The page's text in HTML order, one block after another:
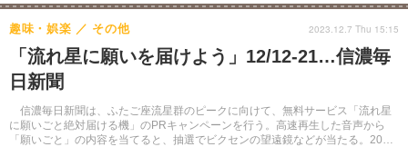
親子で考える大学選び 高校受験 中学受験 小学校受験
共通テスト 夏休み
8月開催イベント・WS 全国公立高校 過去問 人気記事
自由研究教材（小学生向け）
「流れ星に願いを届けよう」12/12-21…信濃毎
日新聞
信濃毎日新聞は、ふたご座流星群のピークに向けて、無料サービス「流れ星
に願いごと絶対届ける機」のPRキャンペーンを行う。高速再生した音声から
「願いごと」の内容を当てると、抽選でビクセンの望遠鏡などが当たる。2023
趣味・娯楽 その他 2023.12.7 Thu 15:15